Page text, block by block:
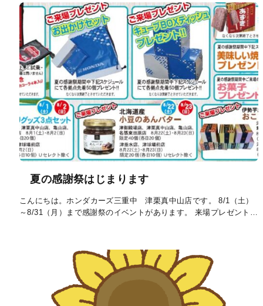
夏の感謝祭はじまります
こんにちは。ホンダカーズ三重中 津栗真中山店です。 8/1（土）
～8/31（月）まで感謝祭のイベントがあります。 来場プレゼント…